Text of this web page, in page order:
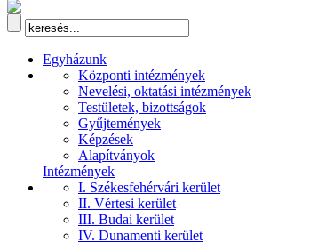
Egyházunk
Központi intézmények
Nevelési, oktatási intézmények
Testületek, bizottságok
Gyűjtemények
Képzések
Alapítványok
Intézmények
I. Székesfehérvári kerület
II. Vértesi kerület
III. Budai kerület
IV. Dunamenti kerület